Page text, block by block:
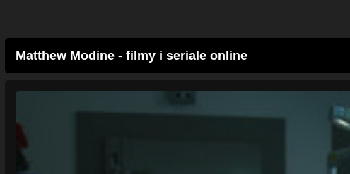
Matthew Modine - filmy i seriale online